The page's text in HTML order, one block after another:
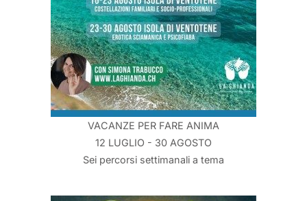
VACANZE PER FARE ANIMA
12 LUGLIO - 30 AGOSTO
Sei percorsi settimanali a tema